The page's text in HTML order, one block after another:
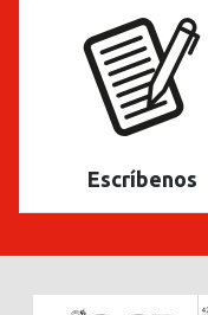
Escríbenos